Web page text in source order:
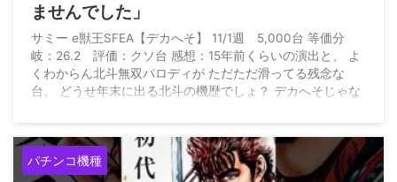
ませんでした」
サミー e獣王SFEA【デカへそ】 11/1週 5,000台 等価分
岐：26.2 評価：クソ台 感想：15年前くらいの演出と、 よ
くわからん北斗無双パロディが ただただ滑ってる残念な
台。 どうせ年末に出る北斗の機歴でしょ？ デカへそじゃな
パチンコ機種